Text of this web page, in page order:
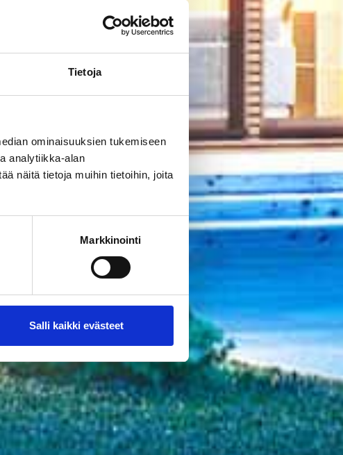
Tietoja
ominaisuuksien tukemiseen
analytiikka-alan
näitä tietoja muihin tietoihin, joita
Markkinointi
Salli kaikki evästeet